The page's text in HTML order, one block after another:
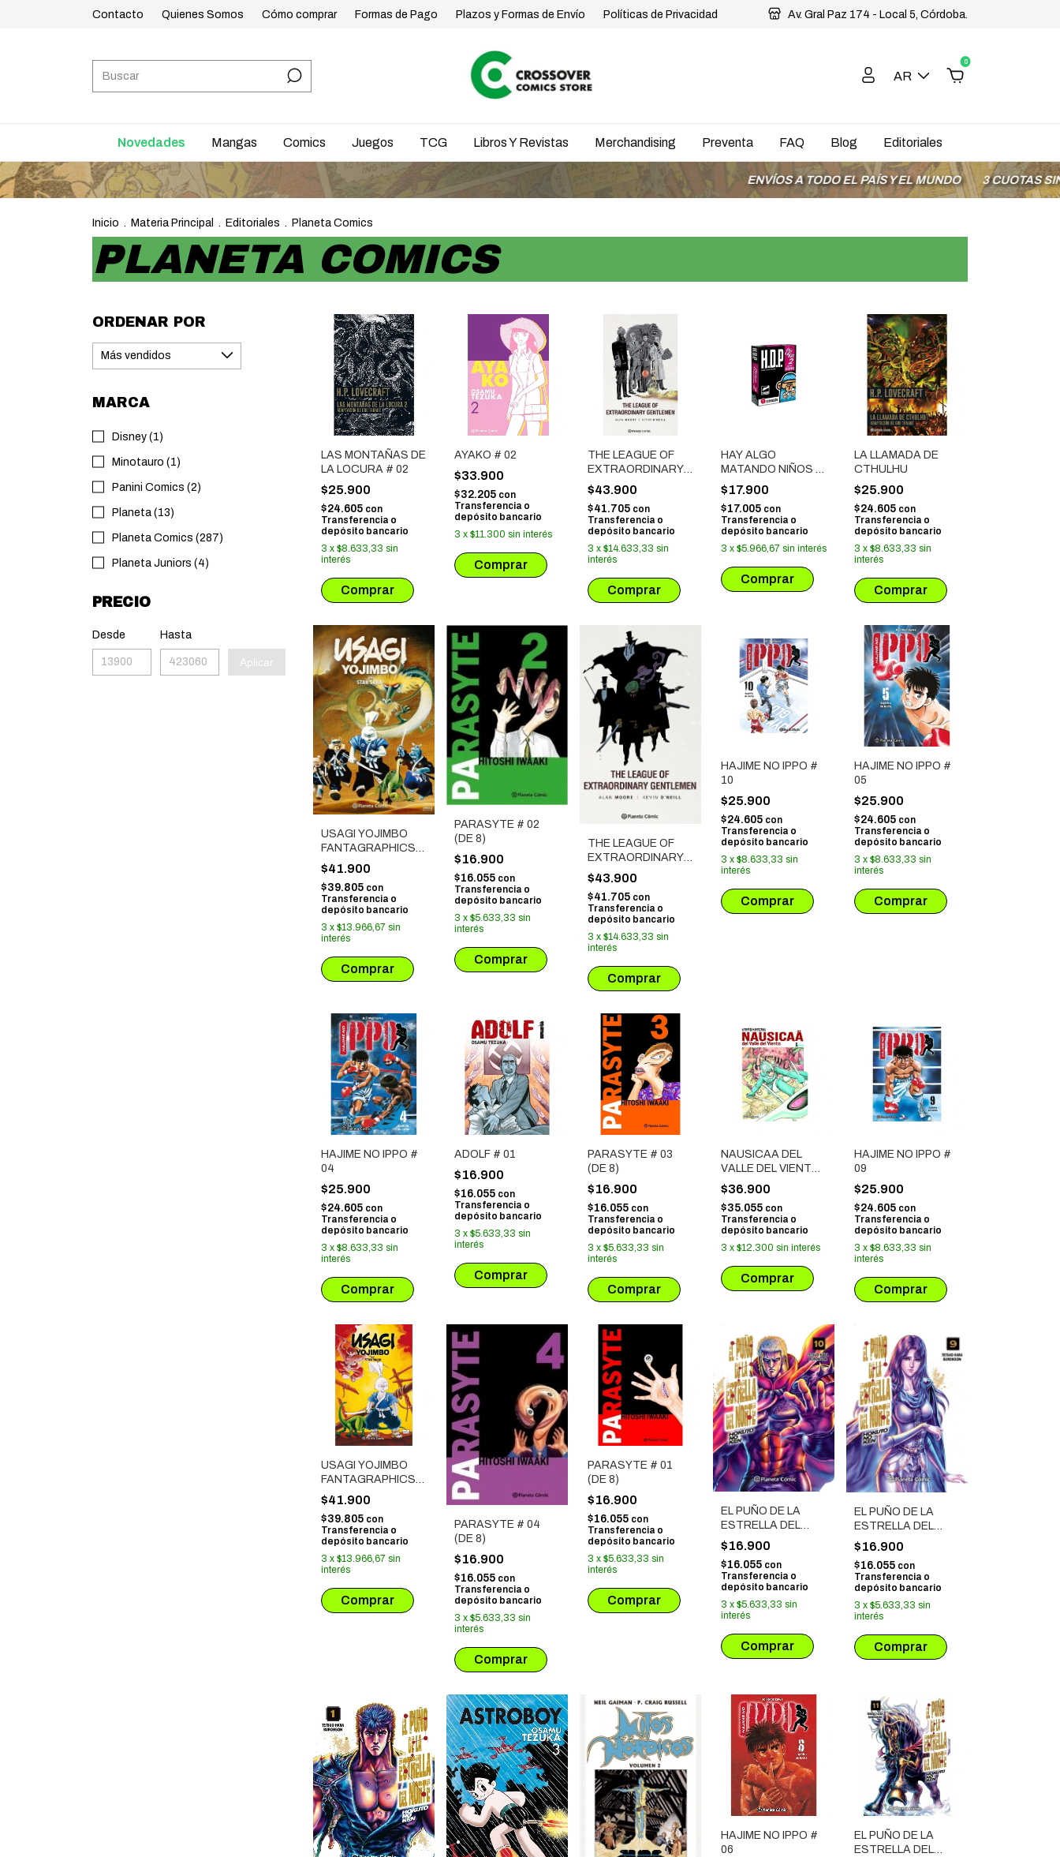
Contacto Quienes Somos Cómo comprar Formas de Pago Plazos y Formas de Envío Políticas de Privacidad Av. Gral Paz 174 - Local 5, Córdoba.
AR
0
Novedades Mangas Comics Juegos TCG Libros Y Revistas Merchandising Preventa FAQ Blog Editoriales
ENVÍOS A TODO EL PAÍS Y EL MUNDO 3 CUOTAS SIN INTERÉS CON
Inicio . Materia Principal . Editoriales . Planeta Comics
PLANETA COMICS
ORDENAR POR
MARCA
Disney (1)
Minotauro (1)
Panini Comics (2)
Planeta (13)
Planeta Comics (287)
Planeta Juniors (4)
PRECIO
Desde Hasta
Aplicar
LAS MONTAÑAS DE
LA LOCURA # 02
$25.900
$24.605 con
Transferencia o
depósito bancario
3 x $8.633,33 sin
interés
AYAKO # 02
$33.900
$32.205 con
Transferencia o
depósito bancario
3 x $11.300 sin interés
THE LEAGUE OF
EXTRAORDINARY
GENTLEMEN # 02
$43.900
$41.705 con
Transferencia o
depósito bancario
3 x $14.633,33 sin
interés
HAY ALGO
MATANDO NIÑOS #
06
$17.900
$17.005 con
Transferencia o
depósito bancario
3 x $5.966,67 sin interés
LA LLAMADA DE
CTHULHU
$25.900
$24.605 con
Transferencia o
depósito bancario
3 x $8.633,33 sin
interés
USAGI YOJIMBO
FANTAGRAPHICS
INTEGRAL # 01
$41.900
$39.805 con
Transferencia o
depósito bancario
3 x $13.966,67 sin
interés
PARASYTE # 02
(DE 8)
$16.900
$16.055 con
Transferencia o
depósito bancario
3 x $5.633,33 sin
interés
THE LEAGUE OF
EXTRAORDINARY
GENTLEMEN # 01
$43.900
$41.705 con
Transferencia o
depósito bancario
3 x $14.633,33 sin
interés
HAJIME NO IPPO #
10
$25.900
$24.605 con
Transferencia o
depósito bancario
3 x $8.633,33 sin
interés
HAJIME NO IPPO #
05
$25.900
$24.605 con
Transferencia o
depósito bancario
3 x $8.633,33 sin
interés
HAJIME NO IPPO #
04
$25.900
$24.605 con
Transferencia o
depósito bancario
3 x $8.633,33 sin
interés
ADOLF # 01
$16.900
$16.055 con
Transferencia o
depósito bancario
3 x $5.633,33 sin
interés
PARASYTE # 03
(DE 8)
$16.900
$16.055 con
Transferencia o
depósito bancario
3 x $5.633,33 sin
interés
NAUSICAA DEL
VALLE DEL VIENTO
# 01
$36.900
$35.055 con
Transferencia o
depósito bancario
3 x $12.300 sin interés
HAJIME NO IPPO #
09
$25.900
$24.605 con
Transferencia o
depósito bancario
3 x $8.633,33 sin
interés
USAGI YOJIMBO
FANTAGRAPHICS
INTEGRAL # 02
$41.900
$39.805 con
Transferencia o
depósito bancario
3 x $13.966,67 sin
interés
PARASYTE # 04
(DE 8)
$16.900
$16.055 con
Transferencia o
depósito bancario
3 x $5.633,33 sin
interés
PARASYTE # 01
(DE 8)
$16.900
$16.055 con
Transferencia o
depósito bancario
3 x $5.633,33 sin
interés
EL PUÑO DE LA
ESTRELLA DEL
NORTE - HOKUTO
NO KEN # 10
$16.900
$16.055 con
Transferencia o
depósito bancario
3 x $5.633,33 sin
interés
EL PUÑO DE LA
ESTRELLA DEL
NORTE - HOKUTO
NO KEN # 09
$16.900
$16.055 con
Transferencia o
depósito bancario
3 x $5.633,33 sin
interés
HAJIME NO IPPO #
06
EL PUÑO DE LA
ESTRELLA DEL